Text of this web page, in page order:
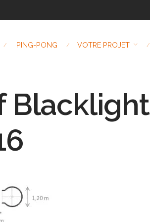
PING-PONG VOTRE PROJET
Blacklight